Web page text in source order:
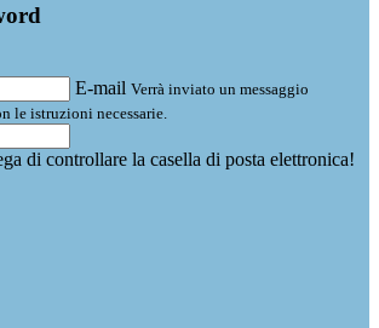
E-mail Verrà inviato un messaggio
le istruzioni necessarie.
di controllare la casella di posta elettronica!